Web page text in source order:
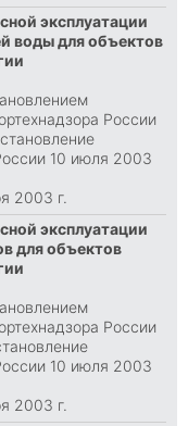
эксплуатации
воды для объектов
России
10 июля 2003
2003 г.
эксплуатации
для объектов
России
10 июля 2003
2003 г.